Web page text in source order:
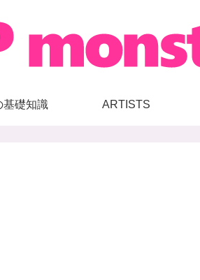
基礎知識 ARTISTS